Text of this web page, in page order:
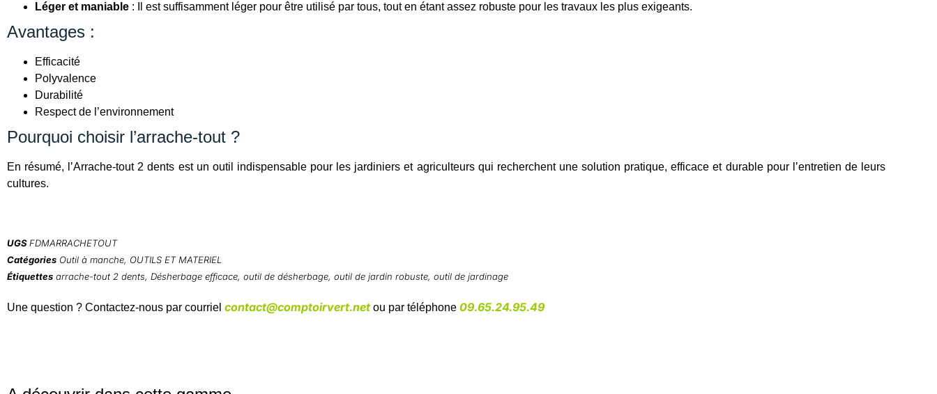
Léger et maniable : Il est suffisamment léger pour être utilisé par tous, tout en étant assez robuste pour les travaux les plus exigeants.
Avantages :
Efficacité
Polyvalence
Durabilité
Respect de l’environnement
Pourquoi choisir l’arrache-tout ?
En résumé, l’Arrache-tout 2 dents est un outil indispensable pour les jardiniers et agriculteurs qui recherchent une solution pratique, efficace et durable pour l’entretien de leurs
cultures.
UGSFDMARRACHETOUT
Catégories Outil à manche, OUTILS ET MATERIEL
Étiquettes arrache-tout 2 dents, Désherbage efficace, outil de désherbage, outil de jardin robuste, outil de jardinage
Une question ? Contactez-nous par courriel contact@comptoirvert.net ou par téléphone 09.65.24.95.49